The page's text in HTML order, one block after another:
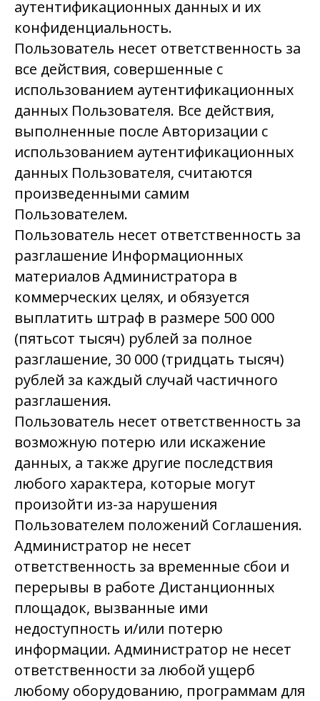
аутентификационных данных и их
конфиденциальность.
Пользователь несет ответственность за
все действия, совершенные с
использованием аутентификационных
данных Пользователя. Все действия,
выполненные после Авторизации с
использованием аутентификационных
данных Пользователя, считаются
произведенными самим
Пользователем.
Пользователь несет ответственность за
разглашение Информационных
материалов Администратора в
коммерческих целях, и обязуется
выплатить штраф в размере 500 000
(пятьсот тысяч) рублей за полное
разглашение, 30 000 (тридцать тысяч)
рублей за каждый случай частичного
разглашения.
Пользователь несет ответственность за
возможную потерю или искажение
данных, а также другие последствия
любого характера, которые могут
произойти из-за нарушения
Пользователем положений Соглашения.
Администратор не несет
ответственность за временные сбои и
перерывы в работе Дистанционных
площадок, вызванные ими
недоступность и/или потерю
информации. Администратор не несет
ответственности за любой ущерб
любому оборудованию, программам для